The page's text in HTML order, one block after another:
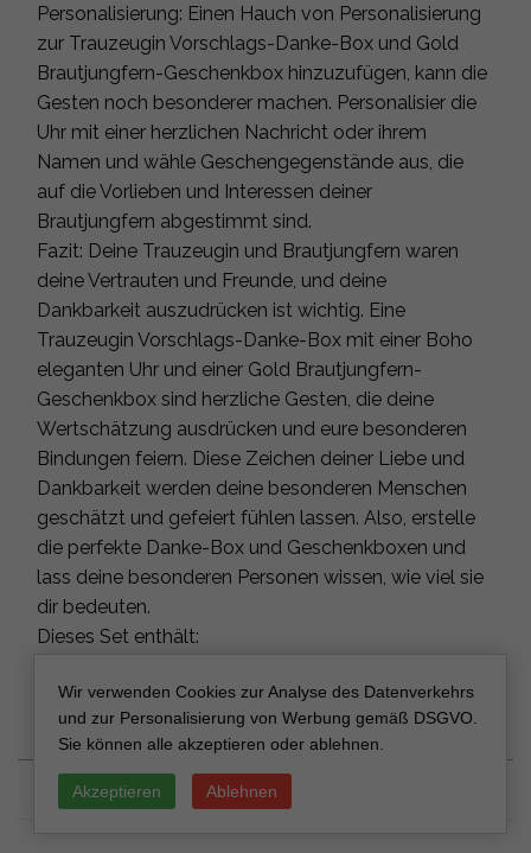
Personalisierung: Einen Hauch von Personalisierung
zur Trauzeugin Vorschlags-Danke-Box und Gold
Brautjungfern-Geschenkbox hinzuzufügen, kann die
Gesten noch besonderer machen. Personalisier die
Uhr mit einer herzlichen Nachricht oder ihrem
Namen und wähle Geschengegenstände aus, die
auf die Vorlieben und Interessen deiner
Brautjungfern abgestimmt sind.
Fazit: Deine Trauzeugin und Brautjungfern waren
deine Vertrauten und Freunde, und deine
Dankbarkeit auszudrücken ist wichtig. Eine
Trauzeugin Vorschlags-Danke-Box mit einer Boho
eleganten Uhr und einer Gold Brautjungfern-
Geschenkbox sind herzliche Gesten, die deine
Wertschätzung ausdrücken und eure besonderen
Bindungen feiern. Diese Zeichen deiner Liebe und
Dankbarkeit werden deine besonderen Menschen
geschätzt und gefeiert fühlen lassen. Also, erstelle
die perfekte Danke-Box und Geschenkboxen und
lass deine besonderen Personen wissen, wie viel sie
dir bedeuten.
Dieses Set enthält:
Wunschbrunnenkarte mit Folientext
Boho-stilisierte Uhr für die Brautjungfer
MIX & MATCH
Wir verwenden Cookies zur Analyse des Datenverkehrs
und zur Personalisierung von Werbung gemäß DSGVO.
Sie können alle akzeptieren oder ablehnen.
Akzeptieren Ablehnen